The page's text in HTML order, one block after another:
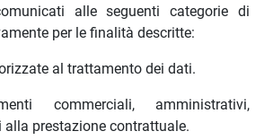
alle seguenti categorie di
per le finalità descritte:
al trattamento dei dati.
commerciali, amministrativi,
prestazione contrattuale.